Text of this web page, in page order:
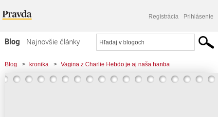
Registrácia Prihlásenie
Blog
Najnovšie články
Najčítanejšie články
Najkomentovanejšie články
Blog > kronika > Vagina z Charlie Hebdo je aj naša hanba